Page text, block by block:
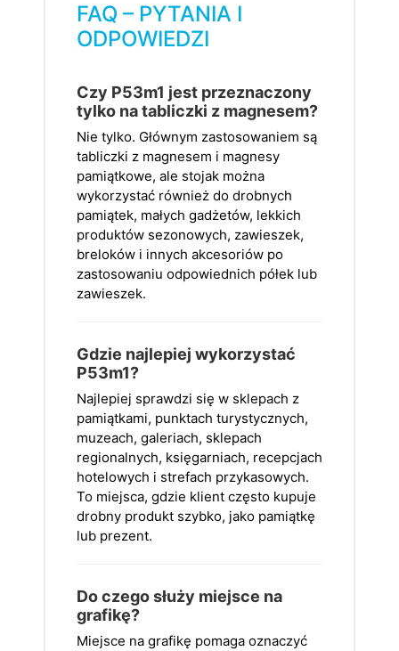
FAQ – PYTANIA I
ODPOWIEDZI
Czy P53m1 jest przeznaczony
tylko na tabliczki z magnesem?
Nie tylko. Głównym zastosowaniem są
tabliczki z magnesem i magnesy
pamiątkowe, ale stojak można
wykorzystać również do drobnych
pamiątek, małych gadżetów, lekkich
produktów sezonowych, zawieszek,
breloków i innych akcesoriów po
zastosowaniu odpowiednich półek lub
zawieszek.
Gdzie najlepiej wykorzystać
P53m1?
Najlepiej sprawdzi się w sklepach z
pamiątkami, punktach turystycznych,
muzeach, galeriach, sklepach
regionalnych, księgarniach, recepcjach
hotelowych i strefach przykasowych.
To miejsca, gdzie klient często kupuje
drobny produkt szybko, jako pamiątkę
lub prezent.
Do czego służy miejsce na
grafikę?
Miejsce na grafikę pomaga oznaczyć